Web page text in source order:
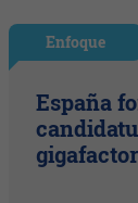
Enfoque
España